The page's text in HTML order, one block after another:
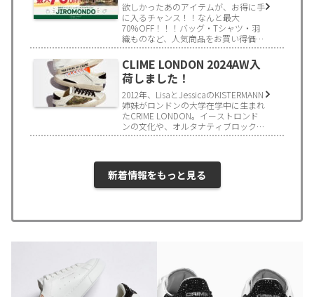
欲しかったあのアイテムが、お得に手
に入るチャンス！！なんと最大
70％OFF！！！バッグ・Tシャツ・羽
織ものなど、人気商品をお買い得価格
でご用意しています。「気になってい
たあの商品」が見つかるかもしれませ
ん！！ぜひこの機会にJIROMONDO…
CLIME LONDON 2024AW入
荷しました！
2012年、LisaとJessicaのKISTERMANN
姉妹がロンドンの大学在学中に生まれ
たCRIME LONDON。イーストロンド
ンの文化や、オルタナティブロックな
どのサブカルチャーにインスパイアさ
新着情報をもっと見る